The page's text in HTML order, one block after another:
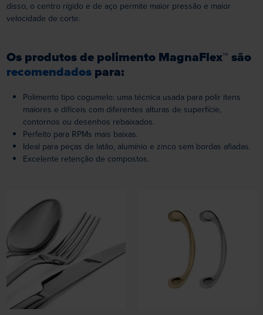
disso, o centro rígido e de aço permite maior pressão e maior
velocidade de corte.
Os produtos de polimento MagnaFlex™ são
recomendadospara:
Polimento tipo cogumelo: uma técnica usada para polir itens
maiores e difíceis com diferentes alturas de superfície,
contornos ou desenhos rebaixados.
Perfeito para RPMs mais baixas.
Ideal para peças de latão, alumínio e zinco sem bordas afiadas.
Excelente retenção de compostos.
Loading...